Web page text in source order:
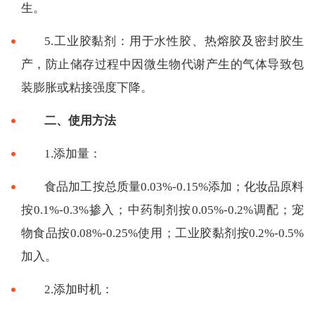
生。
5.工业胶黏剂：用于水性胶、热熔胶及密封胶生
产，防止储存过程中因微生物代谢产生的气体导致包
装膨胀或粘接强度下降。
二、使用方法
1.添加量：
食品加工按总质量0.03%-0.15%添加；化妆品原料
按0.1%-0.3%掺入；中药制剂按0.05%-0.2%调配；宠
物食品按0.08%-0.25%使用；工业胶黏剂按0.2%-0.5%
加入。
2.添加时机：